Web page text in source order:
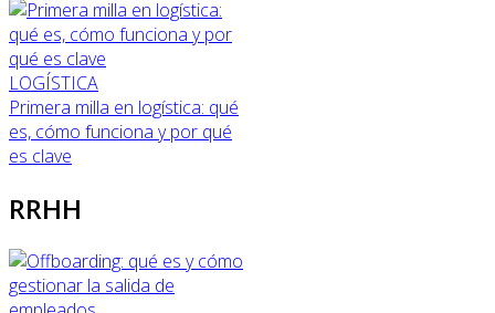
LOGÍSTICA
Primera milla en logística: qué
es, cómo funciona y por qué
es clave
RRHH